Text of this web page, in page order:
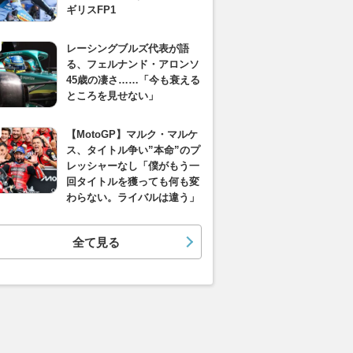
ギリスFP1
レーシングブルズ代表が語
る、フェルナンド・アロンソ
45歳の凄さ……「今も衰える
ところを見せない」
【MotoGP】マルク・マルケ
ス、タイトル争い”本命”のプ
レッシャーなし「僕がもう一
回タイトルを獲っても何も変
わらない。ライバルは違う」
全て見る